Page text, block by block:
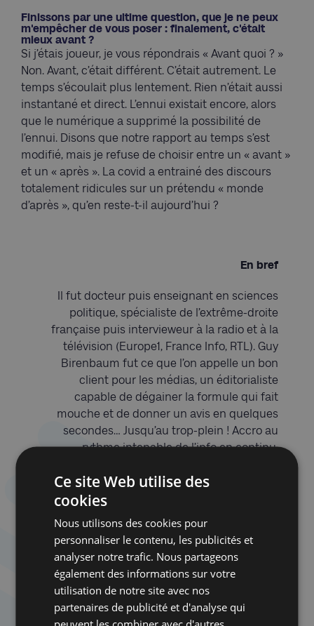
Finissons par une ultime question, que je ne peux
m'empêcher de vous poser : finalement, c'était
mieux avant ?
Si j’étais joueur, je vous répondrais « Avant quoi ? »
Non. Avant, c’était différent. C’était autrement. Le
temps s’écoulait plus lentement. Rien n’était aussi
instantané et direct. L’ennui existait encore, alors
que le numérique a supprimé la possibilité de
l’ennui. Disons que notre rapport au temps s’est
modifié, mais je refuse de choisir entre un « avant »
et un « après ». La covid a entrainé des discours
totalement ridicules sur un prétendu « monde
d’après », qu’en reste-t-il aujourd’hui ?
En bref
Il fut docteur puis enseignant en sciences
politique, spécialiste de l’extrême-droite
française puis intervieweur à la radio et à la
télévision (Europe1, France Info, RTL). Guy
Birenbaum fut ce que l’on appelle un bon
client pour les médias, un éditorialiste
capable de dégainer la formule qui fait
mouche et de donner un avis en quelques
secondes… Jusqu’au trop-plein ! Accro au
rythme intenable de l’info en continu,
dépression et décida, pour se relever, de
stopper net avec ses anciennes habitudes. Il
retrouvons aujourd’hui à 61 ans, s’attelant à un
nouvel exercice à la fois patient et exigeant :
celui du premier roman. Dans
Puisque les souvenirs sont nombreux, son
Ce site Web utilise des
cookies
Nous utilisons des cookies pour
personnaliser le contenu, les publicités et
analyser notre trafic. Nous partageons
également des informations sur votre
utilisation de notre site avec nos
partenaires de publicité et d'analyse qui